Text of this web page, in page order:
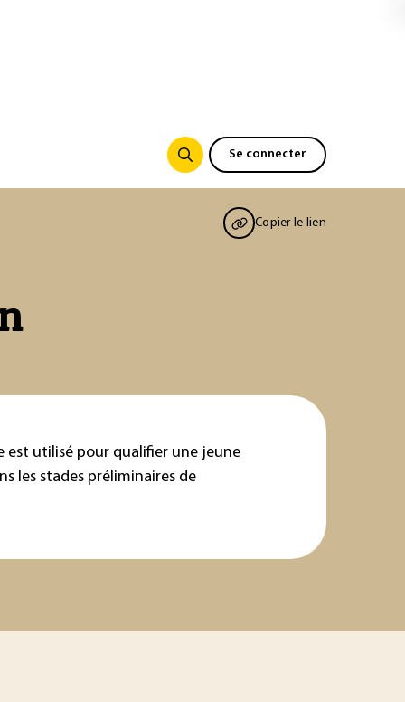
Se connecter
Copier le lien
est utilisé pour qualifier une jeune
les stades préliminaires de